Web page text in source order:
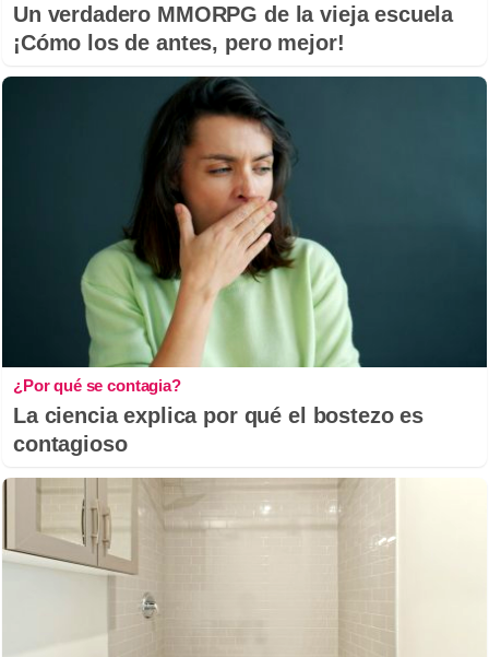
Un verdadero MMORPG de la vieja escuela
¡Cómo los de antes, pero mejor!
¿Por qué se contagia?
La ciencia explica por qué el bostezo es
contagioso